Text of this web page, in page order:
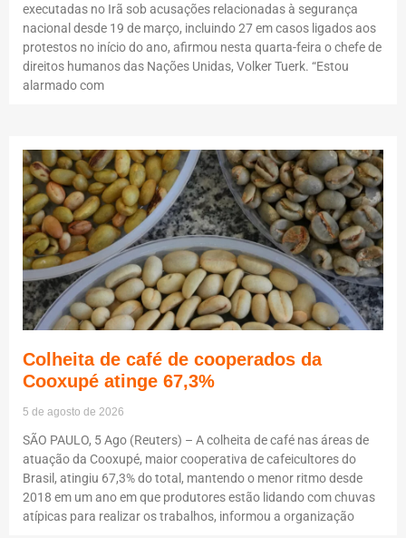
executadas no Irã sob acusações relacionadas à segurança
nacional desde 19 de março, incluindo 27 em casos ligados aos
protestos no início do ano, afirmou nesta quarta-feira o chefe de
direitos humanos das Nações Unidas, Volker Tuerk. “Estou
alarmado com
Colheita de café de cooperados da
Cooxupé atinge 67,3%
5 de agosto de 2026
SÃO PAULO, 5 Ago (Reuters) – A colheita de café nas áreas de
atuação da Cooxupé, maior cooperativa de cafeicultores do
Brasil, atingiu 67,3% do total, mantendo o menor ritmo desde
2018 em um ano em que produtores estão lidando com chuvas
atípicas para realizar os trabalhos, informou a organização